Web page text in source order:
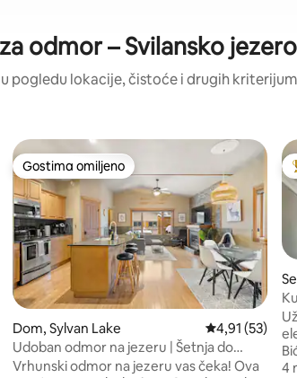
odmor – Svilansko jezero
pogledu lokacije, čistoće i drugih
4,96 od 5, utisaka: 102
Gostima omiljeno
Gostima omiljeno
Dom, Sylvan Lake Prosečna
4,91 (53)
Udoban odmor na jezeru | Šetnja do
plaže, roštilj i ognjište
Vrhunski odmor na jezeru vas čeka! Ova
4